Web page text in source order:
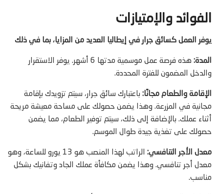
الفوائد والإمتيازات
يوفر العمل كسائق جرار في إيطاليا العديد من المزايا، بما في ذلك
المدة:
هذه فرصة عمل موسمية مدتها 6 أشهر. يوفر الاستقرار
والدخل المضمون للفترة المحددة.
الإقامة والطعام مجانًا: باعتبارك سائق جرار، سيتم تزويدك بإقامة
مجانية في المزرعة. وهذا يضمن حصولك على مساحة معيشة مريحة
أثناء عملك. بالإضافة إلى ذلك، سيتم توفير الطعام، مما يضمن
حصولك على تغذية جيدة طوال الموسم.
معدل الأجر التنافسي:
الراتب لهذا المنصب هو 13 يورو للساعة، وهو
معدل أجر تنافسي. وهذا يضمن مكافأة عملك الجاد وتفانيك بشكل
مناسب.